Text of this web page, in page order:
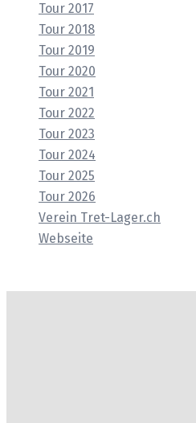
Tour 2017
Tour 2018
Tour 2019
Tour 2020
Tour 2021
Tour 2022
Tour 2023
Tour 2024
Tour 2025
Tour 2026
Verein Tret-Lager.ch
Webseite